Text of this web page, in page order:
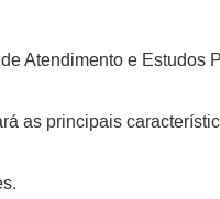
Atendimento e Estudos
as principais